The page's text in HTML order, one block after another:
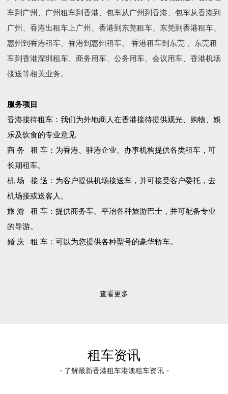
车到广州、广州租车到香港、包车从广州到香港、包车从香港到
广州、香港出租车上广州、香港到东莞租车、东莞到香港租车、
惠州到香港租车、香港到惠州租车、 香港租车到东莞 、东莞租
车到香港深圳租车、商务用车、公务用车、会议用车、香港机场
接送等相关业务。
服务项目
香港接待租车：我们为外地商人在香港接待提供观光、购物、娛
乐及饮食的专业意见
商 务 租 车：为香港、驻港企业、办事机构提供各类租车，可
长期租车。
机 场 接 送：为客户提供机场接送车，并可接受客户委托，去
机场接或送客人。
旅 游 租 车：提供商务车、平冶各种旅游巴士，并可配备专业
的导游。
婚 庆 租 车：可以为您提供各种型号的豪华轿车。
查看更多
租车资讯
- 了解最新香港租车港澳租车资讯 -